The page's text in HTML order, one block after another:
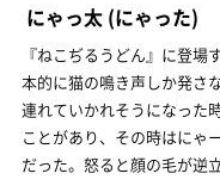
にゃっ太 (にゃった)
『ねこぢるうどん』に登
本的に猫の鳴き声しか発さ
連れていかれそうになった
ことがあり、その時はにゃ
だった。怒ると顔の毛が逆立